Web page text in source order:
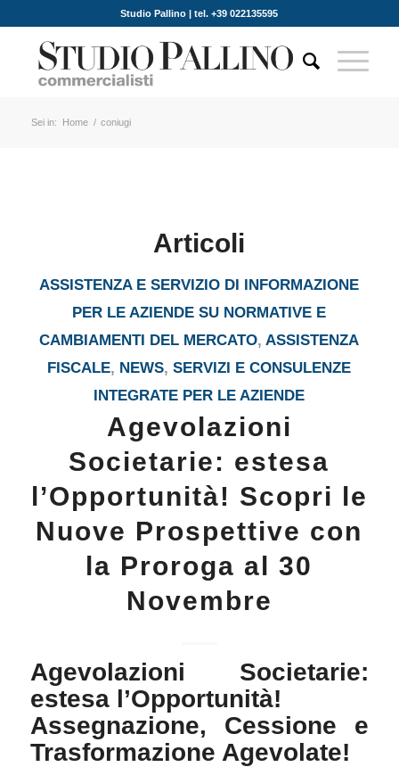
Studio Pallino | tel. +39 022135595
Sei in: Home / coniugi
Articoli
ASSISTENZA E SERVIZIO DI INFORMAZIONE
PER LE AZIENDE SU NORMATIVE E
CAMBIAMENTI DEL MERCATO,ASSISTENZA
FISCALE, NEWS,SERVIZI E CONSULENZE
INTEGRATE PER LE AZIENDE
Agevolazioni
Societarie: estesa
l’Opportunità! Scopri le
Nuove Prospettive con
la Proroga al 30
Novembre
Agevolazioni Societarie:
estesa l’Opportunità!
Assegnazione, Cessione e
Trasformazione Agevolate!